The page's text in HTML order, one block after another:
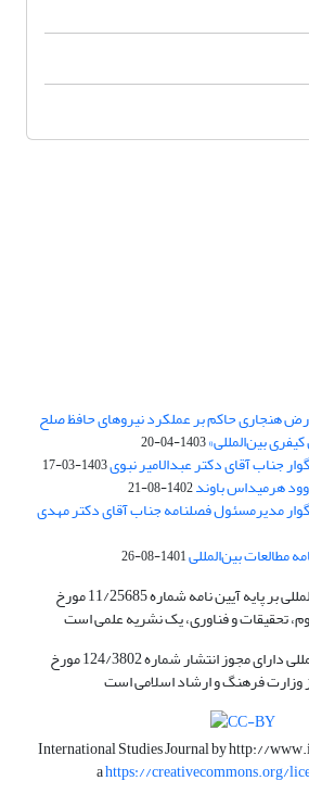
هنجاری حاکم بر عملکرد نیروهای حافظ صلح
بین‌المللی»1403-04-20
جناب آقای دکتر عبدالامیر نبوی1403-03-17
هرمیداس باوند1402-08-21
مدیرمسئول فصلنامه جناب آقای دکتر مهدی
مطالعات بین‌المللی1401-08-26
فصلنامه مطالعات بین‌المللی بر پایه آیین نامه شماره 11/25685 مورخ
فصلنامه مطالعات بین‌المللی دارای مجوز انتشار شماره 124/3802 مورخ
International Studies Journal byhttp://
ahttps://creativecommons.org/